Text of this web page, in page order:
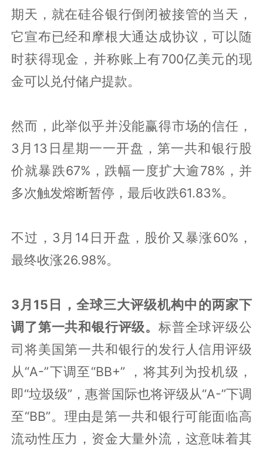
期天，就在硅谷银行倒闭被接管的当天，
它宣布已经和摩根大通达成协议，可以随
时获得现金，并称账上有700亿美元的现
金可以兑付储户提款。
然而，此举似乎并没能赢得市场的信任，
3月13日星期一一开盘，第一共和银行股
价就暴跌67%，跌幅一度扩大逾78%，并
多次触发熔断暂停，最后收跌61.83%。
不过，3月14日开盘，股价又暴涨60%，
最终收涨26.98%。
3月15日，全球三大评级机构中的两家下
调了第一共和银行评级。标普全球评级公
司将美国第一共和银行的发行人信用评级
从“A-”下调至“BB+” ，将其列为投机级，
即“垃圾级”，惠誉国际也将评级从“A-”下调
至“BB”。理由是第一共和银行可能面临高
流动性压力，资金大量外流，这意味着其